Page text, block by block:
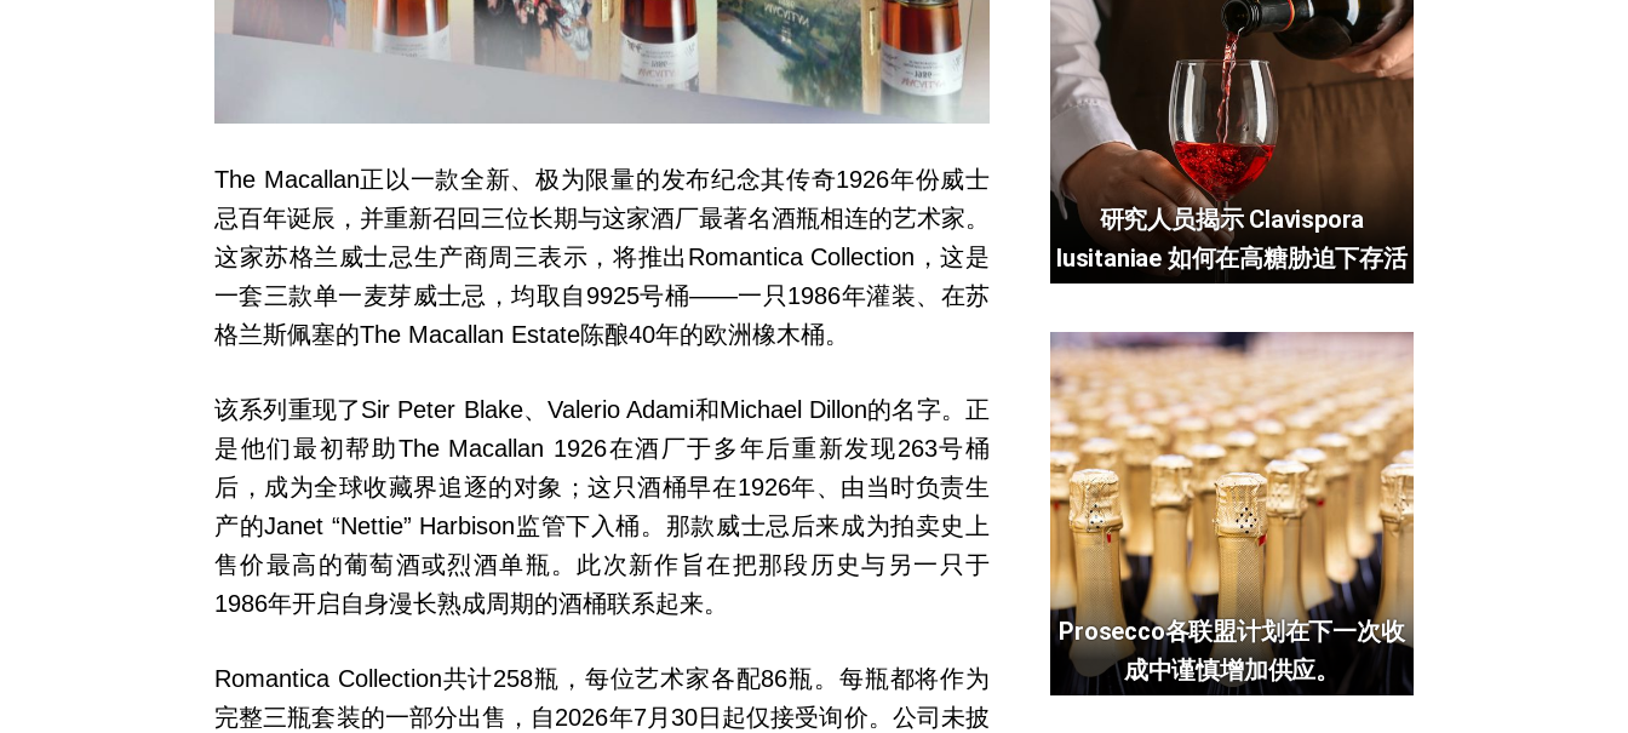
The Macallan正以一款全新、极为限量的发布纪念其传奇1926年份威士
忌百年诞辰，并重新召回三位长期与这家酒厂最著名酒瓶相连的艺术家。
这家苏格兰威士忌生产商周三表示，将推出Romantica Collection，这是
一套三款单一麦芽威士忌，均取自9925号桶——一只1986年灌装、在苏
格兰斯佩塞的The Macallan Estate陈酿40年的欧洲橡木桶。
该系列重现了Sir Peter Blake、Valerio Adami和Michael Dillon的名字。正
是他们最初帮助The Macallan 1926在酒厂于多年后重新发现263号桶
后，成为全球收藏界追逐的对象；这只酒桶早在1926年、由当时负责生
产的Janet “Nettie” Harbison监管下入桶。那款威士忌后来成为拍卖史上
售价最高的葡萄酒或烈酒单瓶。此次新作旨在把那段历史与另一只于
1986年开启自身漫长熟成周期的酒桶联系起来。
Romantica Collection共计258瓶，每位艺术家各配86瓶。每瓶都将作为
完整三瓶套装的一部分出售，自2026年7月30日起仅接受询价。公司未披
研究人员揭示 Clavispora
lusitaniae 如何在高糖胁迫下存活
Prosecco各联盟计划在下一次收
成中谨慎增加供应。